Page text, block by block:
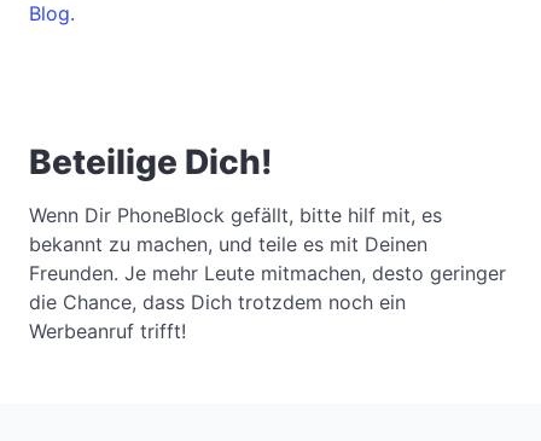
Blog.
Beteilige Dich!
Wenn Dir PhoneBlock gefällt, bitte hilf mit, es
bekannt zu machen, und teile es mit Deinen
Freunden. Je mehr Leute mitmachen, desto geringer
die Chance, dass Dich trotzdem noch ein
Werbeanruf trifft!